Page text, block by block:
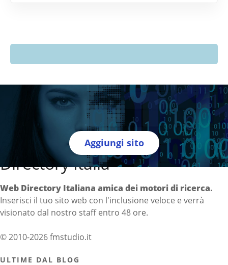
Aggiungi sito
Directory Italia
Web Directory Italiana amica dei motori di ricerca.
Inserisci il tuo sito web con l'inclusione veloce e verrà
visionato dal nostro staff entro 48 ore.
© 2010-2026 fmstudio.it
ULTIME DAL BLOG